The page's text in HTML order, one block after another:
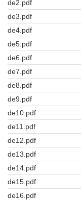
de2.pdf
de3.pdf
de4.pdf
de5.pdf
de6.pdf
de7.pdf
de8.pdf
de9.pdf
de10.pdf
de11.pdf
de12.pdf
de13.pdf
de14.pdf
de15.pdf
de16.pdf